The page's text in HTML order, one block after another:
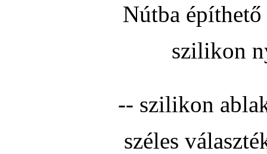
Nútba
szilikon
-- szilikon
széles